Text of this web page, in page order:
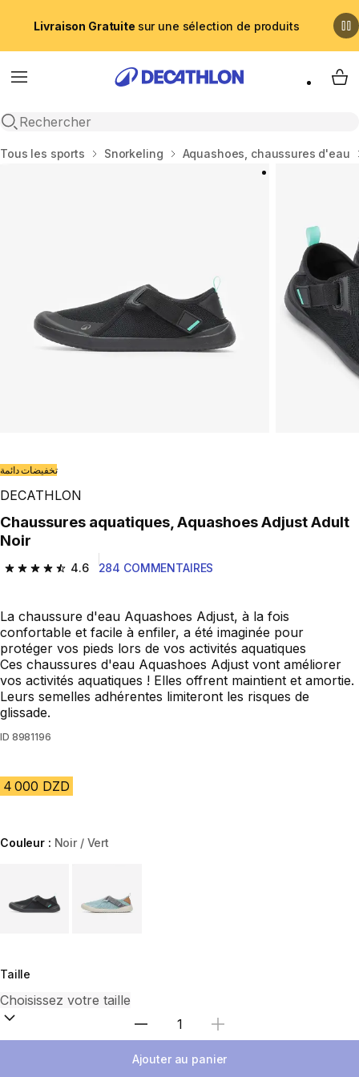
Livraison Gratuite sur une sélection de produits
Menu
Recherche ouverte
My
Accueil
Tous les sports Snorkeling Aquashoes, chaussures d'eau
تخفيضات دائمة
DECATHLON
Chaussures aquatiques, Aquashoes Adjust Adult
Noir
4.6
4.6 out of 5 stars from 284 reviews
284 COMMENTAIRES
La chaussure d'eau Aquashoes Adjust, à la fois
confortable et facile à enfiler, a été imaginée pour
protéger vos pieds lors de vos activités aquatiques
Ces chaussures d'eau Aquashoes Adjust vont améliorer
vos activités aquatiques ! Elles offrent maintient et amortie.
Leurs semelles adhérentes limiteront les risques de
glissade.
ID 8981196
4 000 DZD
Couleur : Noir / Vert
Taille
Sélectionnez la quantité
Ajouter au panier